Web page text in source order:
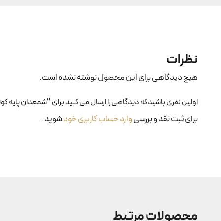
نظرات
هیچ دیدگاهی برای این محصول نوشته نشده است.
اولین نفری باشید که دیدگاهی را ارسال می کنید برای “شمعدان پایه کوتاه
برای ثبت نقد و بررسیوارد حساب کاربری خودشوید.
محصولات مرتبط